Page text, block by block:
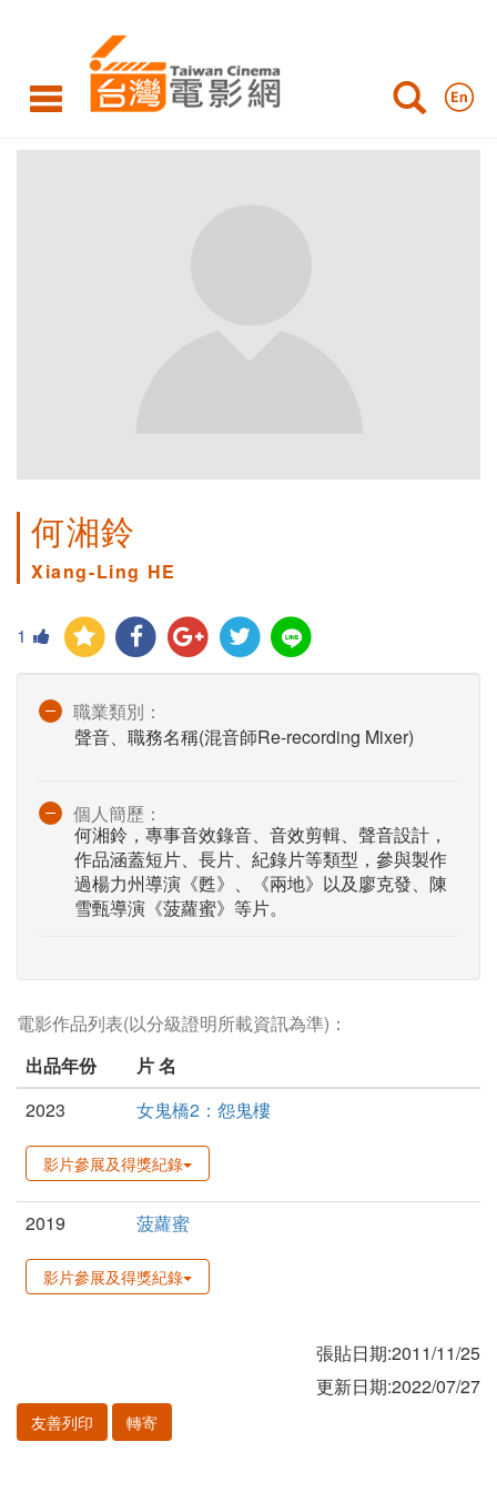
何湘鈴
Xiang-Ling HE
1
職業類別：
聲音、職務名稱(混音師Re-recording Mixer)
個人簡歷：
何湘鈴，專事音效錄音、音效剪輯、聲音設計，
作品涵蓋短片、長片、紀錄片等類型，參與製作
過楊力州導演《甦》、《兩地》以及廖克發、陳
雪甄導演《菠蘿蜜》等片。
電影作品列表(以分級證明所載資訊為準)：
出品年份
片 名
2023
女鬼橋2：怨鬼樓
影片參展及得獎紀錄
2019 菠蘿蜜
影片參展及得獎紀錄
張貼日期:2011/11/25
更新日期:2022/07/27
友善列印 轉寄